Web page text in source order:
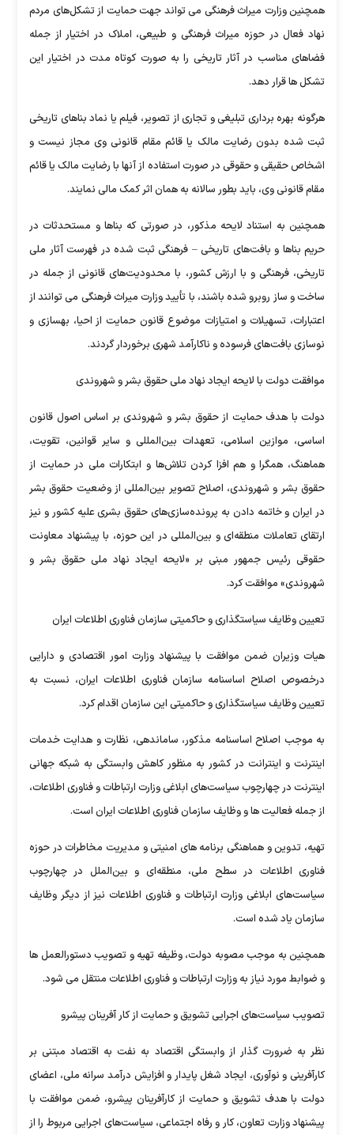
همچنین وزارت میراث فرهنگی می تواند جهت حمایت از تشکل‌های مردم
نهاد فعال در حوزه میراث فرهنگی و طبیعی، املاک در اختیار از جمله
فضاهای مناسب در آثار تاریخی را به صورت کوتاه مدت در اختیار این
تشکل ها قرار دهد.
هرگونه بهره برداری تبلیغی و تجاری از تصویر، فیلم یا نماد بناهای تاریخی
ثبت شده بدون رضایت مالک یا قائم مقام قانونی وی مجاز نیست و
اشخاص حقیقی و حقوقی در صورت استفاده از آنها با رضایت مالک یا قائم
مقام قانونی وی، باید بطور سالانه به همان اثر کمک مالی نمایند.
همچنین به استناد لایحه مذکور، در صورتی که بناها و مستحدثات در
حریم بناها و بافت‌های تاریخی – فرهنگی ثبت شده در فهرست آثار ملی
تاریخی، فرهنگی و با ارزش کشور، با محدودیت‌های قانونی از جمله در
ساخت و ساز روبرو شده باشند، با تأیید وزارت میراث فرهنگی می توانند از
اعتبارات، تسهیلات و امتیازات موضوع قانون حمایت از احیا، بهسازی و
نوسازی بافت‌های فرسوده و ناکارآمد شهری برخوردار گردند.
موافقت دولت با لایحه ایجاد نهاد ملی حقوق بشر و شهروندی
دولت با هدف حمایت از حقوق بشر و شهروندی بر اساس اصول قانون
اساسی، موازین اسلامی، تعهدات بین‌المللی و سایر قوانین، تقویت،
هماهنگ، همگرا و هم افزا کردن تلاش‌ها و ابتکارات ملی در حمایت از
حقوق بشر و شهروندی، اصلاح تصویر بین‌المللی از وضعیت حقوق بشر
در ایران و خاتمه دادن به پرونده‌سازی‌های حقوق بشری علیه کشور و نیز
ارتقای تعاملات منطقه‌ای و بین‌المللی در این حوزه، با پیشنهاد معاونت
حقوقی رئیس جمهور مبنی بر «لایحه ایجاد نهاد ملی حقوق بشر و
شهروندی» موافقت کرد.
تعیین وظایف سیاستگذاری و حاکمیتی سازمان فناوری اطلاعات ایران
هیات وزیران ضمن موافقت با پیشنهاد وزارت امور اقتصادی و دارایی
درخصوص اصلاح اساسنامه سازمان فناوری اطلاعات ایران، نسبت به
تعیین وظایف سیاستگذاری و حاکمیتی این سازمان اقدام کرد.
به موجب اصلاح اساسنامه مذکور، ساماندهی، نظارت و هدایت خدمات
اینترنت و اینترانت در کشور به منظور کاهش وابستگی به شبکه جهانی
اینترنت در چهارچوب سیاست‌های ابلاغی وزارت ارتباطات و فناوری اطلاعات،
از جمله فعالیت ها و وظایف سازمان فناوری اطلاعات ایران است.
تهیه، تدوین و هماهنگی برنامه های امنیتی و مدیریت مخاطرات در حوزه
فناوری اطلاعات در سطح ملی، منطقه‌ای و بین‌الملل در چهارچوب
سیاست‌های ابلاغی وزارت ارتباطات و فناوری اطلاعات نیز از دیگر وظایف
سازمان یاد شده است.
همچنین به موجب مصوبه دولت، وظیفه تهیه و تصویب دستورالعمل ها
و ضوابط مورد نیاز به وزارت ارتباطات و فناوری اطلاعات منتقل می شود.
تصویب سیاست‌های اجرایی تشویق و حمایت از کار آفرینان پیشرو
نظر به ضرورت گذار از وابستگی اقتصاد به نفت به اقتصاد مبتنی بر
کارآفرینی و نوآوری، ایجاد شغل پایدار و افزایش درآمد سرانه ملی، اعضای
دولت با هدف تشویق و حمایت از کارآفرینان پیشرو، ضمن موافقت با
پیشنهاد وزارت تعاون، کار و رفاه اجتماعی، سیاست‌های اجرایی مربوط را از